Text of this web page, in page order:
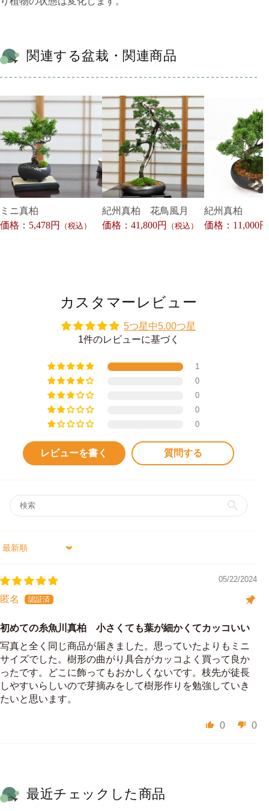
関連する盆栽・関連商品
ミニ真柏
価格：5,478円
（税込）
紀州真柏 花鳥風月
価格：41,800円
（税込）
紀州真柏
価格：11,000円
カスタマーレビュー
5つ星中5.00つ星
1件のレビューに基づく
1
0
0
0
0
レビューを書く 質問する
Sort by
05/22/2024
匿名
初めての糸魚川真柏 小さくても葉が細かくてカッコいい
写真と全く同じ商品が届きました。思っていたよりもミニ
サイズでした。樹形の曲がり具合がカッコよく買って良か
ったです。どこに飾ってもおかしくないです。枝先が徒長
しやすいらしいので芽摘みをして樹形作りを勉強していき
たいと思います。
0 0
最近チェックした商品